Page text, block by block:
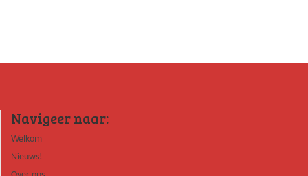
Navigeer naar:
Welkom
Nieuws!